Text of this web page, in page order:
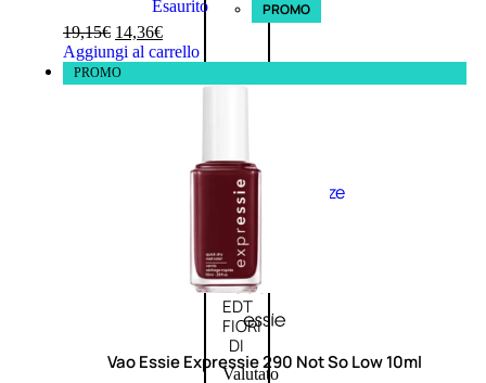
Esaurito PROMO
Fragranze
L’OCCITANE
EDT
FIORI
DI
Valutato
19,15€ 14,36€
Aggiungi al carrello
PROMO
Vao Essie Expressie 290 Not So Low 10ml